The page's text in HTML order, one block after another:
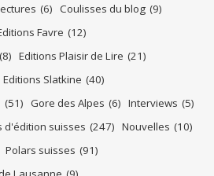
(6) Coulisses du blog (9)
Favre (12)
(8) Editions Plaisir de Lire (21)
Editions Slatkine (40)
(51) Gore des Alpes (6) Interviews (5)
d'édition suisses (247) Nouvelles (10)
Polars suisses (91)